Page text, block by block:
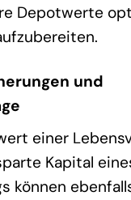
Depotwerte
und
einer
Kapital
können